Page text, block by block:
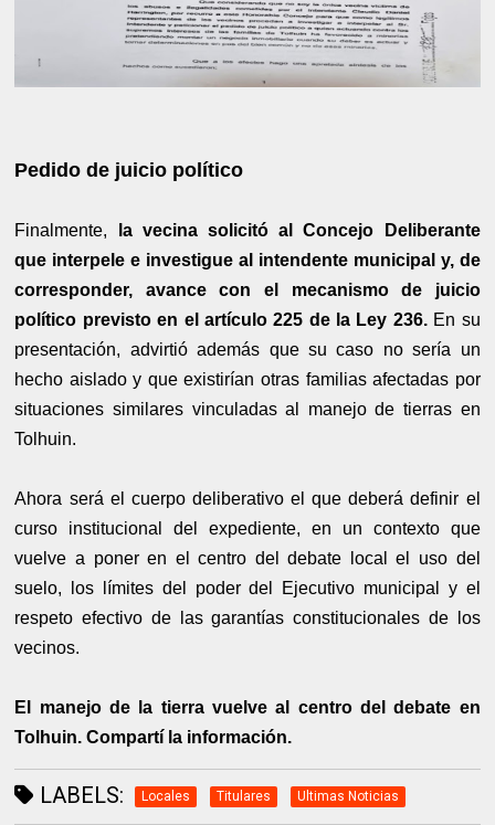
Pedido de juicio político
Finalmente,
la vecina solicitó al Concejo Deliberante
que interpele e investigue al intendente municipal y, de
corresponder, avance con el mecanismo de juicio
político previsto en el artículo 225 de la Ley 236.En su
presentación, advirtió además que su caso no sería un
hecho aislado y que existirían otras familias afectadas por
situaciones similares vinculadas al manejo de tierras en
Tolhuin.
Ahora será el cuerpo deliberativo el que deberá definir el
curso institucional del expediente, en un contexto que
vuelve a poner en el centro del debate local el uso del
suelo, los límites del poder del Ejecutivo municipal y el
respeto efectivo de las garantías constitucionales de los
vecinos.
El manejo de la tierra vuelve al centro del debate en
Tolhuin. Compartí la información.
LABELS: Locales Titulares Ultimas Noticias